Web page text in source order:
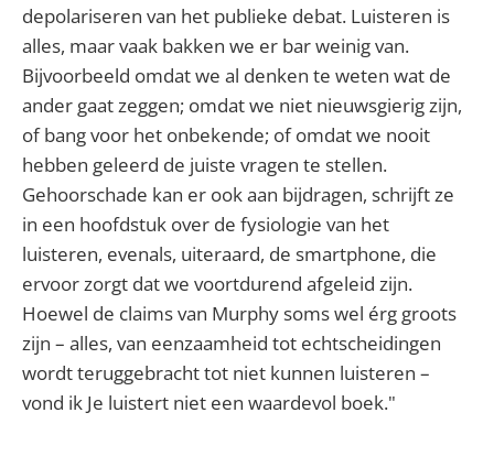
depolariseren van het publieke debat. Luisteren is
alles, maar vaak bakken we er bar weinig van.
Bijvoorbeeld omdat we al denken te weten wat de
ander gaat zeggen; omdat we niet nieuwsgierig zijn,
of bang voor het onbekende; of omdat we nooit
hebben geleerd de juiste vragen te stellen.
Gehoorschade kan er ook aan bijdragen, schrijft ze
in een hoofdstuk over de fysiologie van het
luisteren, evenals, uiteraard, de smartphone, die
ervoor zorgt dat we voortdurend afgeleid zijn.
Hoewel de claims van Murphy soms wel érg groots
zijn – alles, van eenzaamheid tot echtscheidingen
wordt teruggebracht tot niet kunnen luisteren –
vond ik Je luistert niet een waardevol boek."